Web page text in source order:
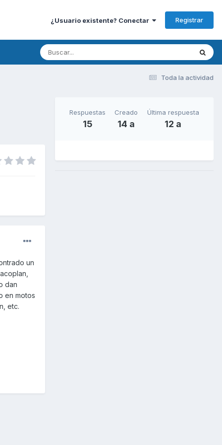
¿Usuario existente? Conectar Registrar
Toda la actividad
un
dan
en motos
etc.
Respuestas
15
Creado
14 a
Última respuesta
12 a